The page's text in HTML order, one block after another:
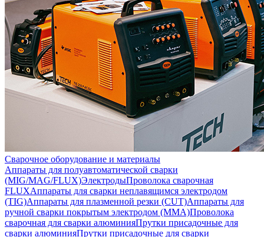
Сварочное оборудование и материалы
Аппараты для полуавтоматической сварки
(MIG/MAG/FLUX)ЭлектродыПроволока сварочная
FLUXАппараты для сварки неплавящимся электродом
(TIG)Аппараты для плазменной резки (CUT)Аппараты для
ручной сварки покрытым электродом (MMA)Проволока
сварочная для сварки алюминияПрутки присадочные для
сварки алюминияПрутки присадочные для сварки